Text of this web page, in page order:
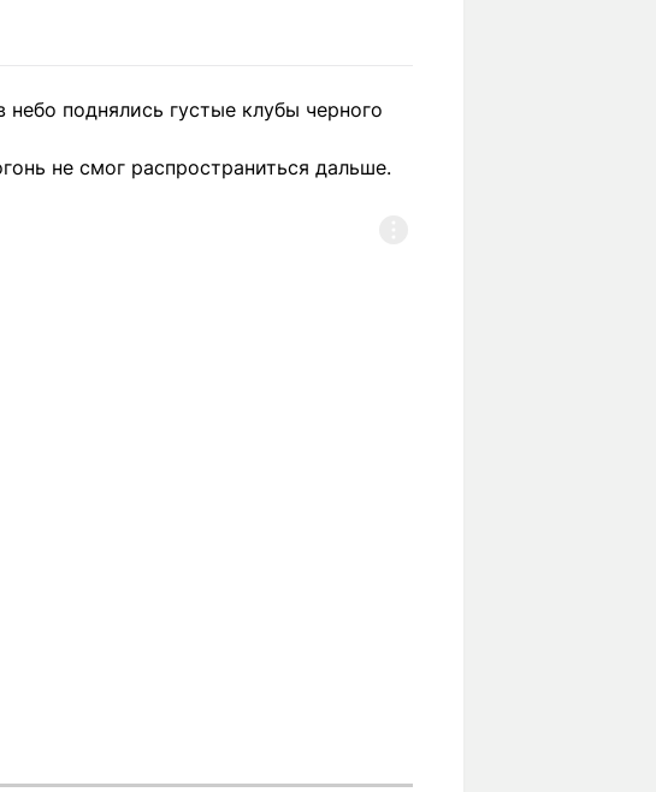
поднялись густые клубы черного
не смог распространиться дальше.